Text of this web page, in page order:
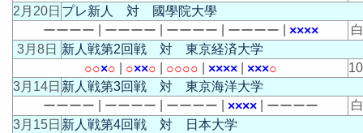
2月20日 プレ新人 対 國學院大學
ーーーー ーーーー ーーーー ーーーー ××××
3月8日 新人戦第2回戦 対 東京経済大学
○○×○ ○××○ ○○○○ ××××| ×××○
3月14日 新人戦第3回戦 対 東京海洋大学
ーーーー ーーーー ーーーー ××××| ーーーー
3月15日 新人戦第4回戦 対 日本大学